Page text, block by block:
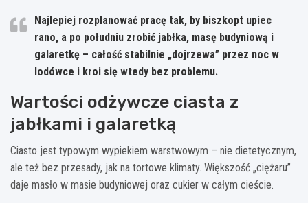
Najlepiej rozplanować pracę tak, by biszkopt upiec
rano, a po południu zrobić jabłka, masę budyniową i
galaretkę – całość stabilnie „dojrzewa” przez noc w
lodówce i kroi się wtedy bez problemu.
Wartości odżywcze ciasta z
jabłkami i galaretką
Ciasto jest typowym wypiekiem warstwowym – nie dietetycznym,
ale też bez przesady, jak na tortowe klimaty. Większość „ciężaru”
daje masło w masie budyniowej oraz cukier w całym cieście.